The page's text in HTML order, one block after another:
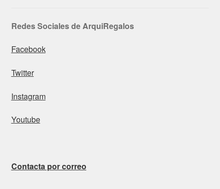
Redes Sociales de ArquiRegalos
Facebook
Twitter
Instagram
Youtube
Contacta por correo